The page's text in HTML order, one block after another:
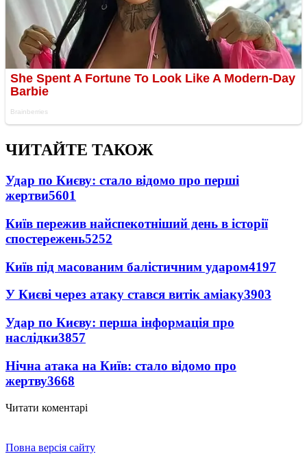
ЧИТАЙТЕ ТАКОЖ
Удар по Києву: стало відомо про перші
жертви5601
Київ пережив найспекотніший день в історії
спостережень5252
Київ під масованим балістичним ударом4197
У Києві через атаку стався витік аміаку3903
Удар по Києву: перша інформація про
наслідки3857
Нічна атака на Київ: стало відомо про
жертву3668
Читати коментарі
Повна версія сайту